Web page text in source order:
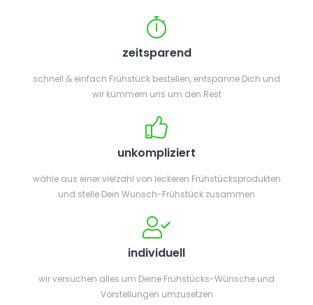
zeitsparend
schnell & einfach Frühstück bestellen, entspanne Dich und
wir kümmern uns um den Rest
unkompliziert
wähle aus einer vielzahl von leckeren Frühstücksprodukten
und stelle Dein Wunsch-Frühstück zusammen
individuell
wir versuchen alles um Deine Frühstücks-Wünsche und
Vorstellungen umzusetzen